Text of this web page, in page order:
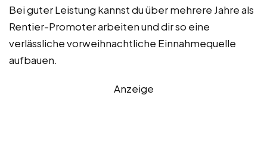
Bei guter Leistung kannst du über mehrere Jahre als
Rentier-Promoter arbeiten und dir so eine
verlässliche vorweihnachtliche Einnahmequelle
aufbauen.
Anzeige